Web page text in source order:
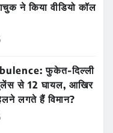
ने किया वीडियो कॉल
फुकेत-दिल्ली
से 12 घायल, आखिर
लगते हैं विमान?